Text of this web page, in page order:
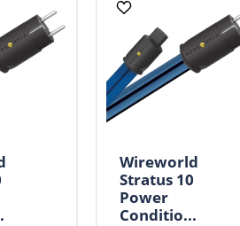
Wireworld
Stratus 10
Power
Conditio...